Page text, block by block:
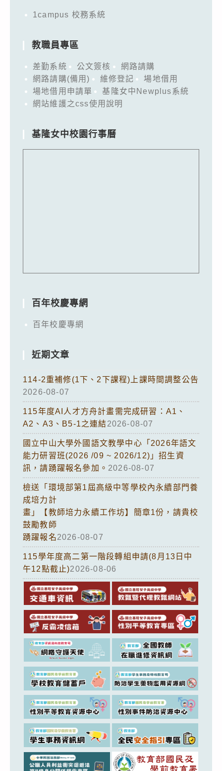
1campus 校務系統
教職員專區
差勤系統 公文簽核
網路請購
網路請購(備用)
維修登記
場地借用
場地借用申請單
基隆女中Newplus系統
網站維護之css使用說明
基隆女中校園行事曆
百年校慶專網
百年校慶專網
近期文章
114-2重補修(1下、2下課程)上課時間調整公告
2026-08-07
115年度AI人才方舟計畫需完成研習：A1、
A2、A3、B5-1之連結2026-08-07
國立中山大學外國語文教學中心「2026年語文
能力研習班(2026 /09 ~ 2026/12)」招生資
訊，請踴躍報名參加。 2026-08-07
檢送「環境部第1屆高級中等學校內永續部門養
成培力計
畫」【教師培力永續工作坊】簡章1份，請貴校
鼓勵教師
踴躍報名2026-08-07
115學年度高二第一階段轉組申請(8月13日中
午12點截止)2026-08-06